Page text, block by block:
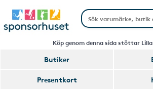
Köp genom denna sida stöttar Lilla
Butiker
Presentkort